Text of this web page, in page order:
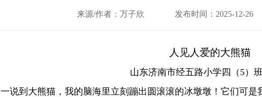
来源/作者：万子欣 发布时间：2025-12-26
人见人爱的大熊猫
山东济南市经五路小学四（5）
一说到大熊猫，我的脑海里立刻蹦出圆滚滚的冰墩墩！它们可